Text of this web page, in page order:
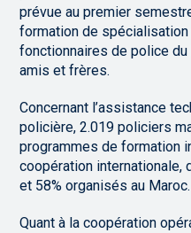
prévue au premier
formation de
fonctionnaires de police du
amis et frères.
Concernant l’assistance
policière, 2.019 policiers
programmes de formation
coopération internationale,
et 58% organisés au Maroc.
Quant à la coopération